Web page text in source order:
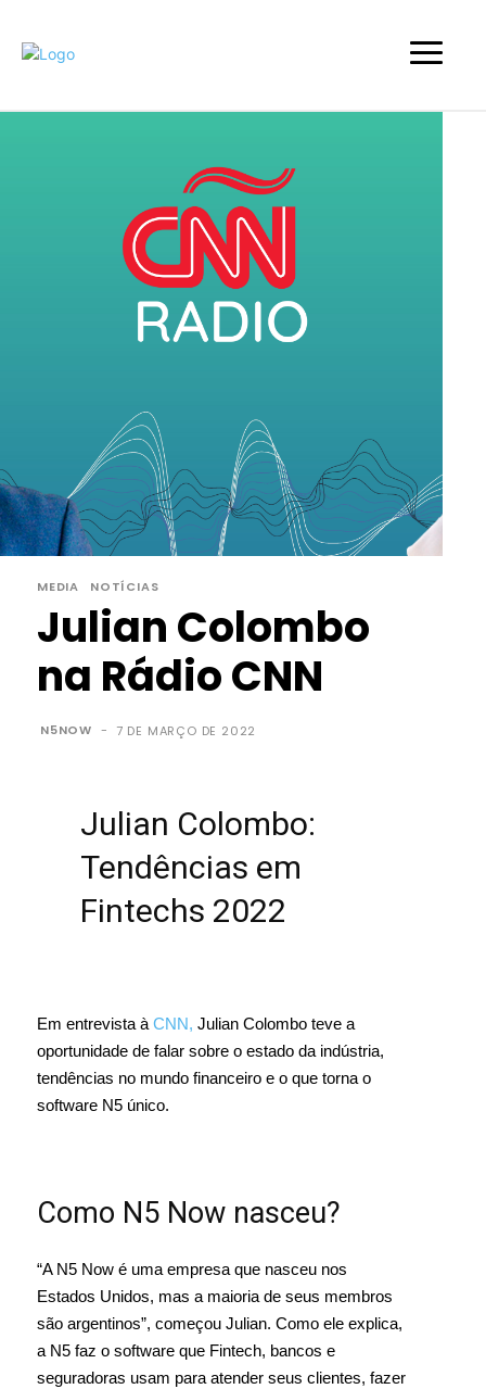
MEDIA NOTÍCIAS
Julian Colombo
na Rádio CNN
N5NOW - 7 DE MARÇO DE 2022
Julian Colombo:
Tendências em
Fintechs 2022
Em entrevista à CNN, Julian Colombo teve a
oportunidade de falar sobre o estado da indústria,
tendências no mundo financeiro e o que torna o
software N5 único.
Como N5 Now nasceu?
“A N5 Now é uma empresa que nasceu nos
Estados Unidos, mas a maioria de seus membros
são argentinos”, começou Julian. Como ele explica,
a N5 faz o software que Fintech, bancos e
seguradoras usam para atender seus clientes, fazer